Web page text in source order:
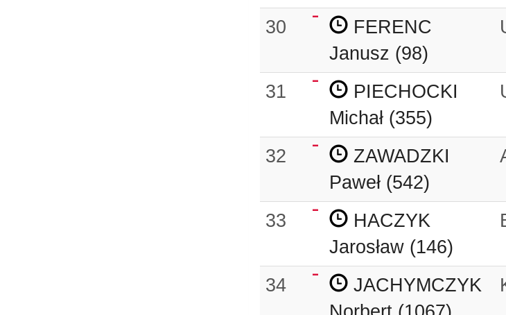
30
FERENC
Janusz (98)
31
PIECHOCKI
Michał (355)
32
ZAWADZKI
Paweł (542)
33
HACZYK
Jarosław (146)
34
JACHYMCZYK